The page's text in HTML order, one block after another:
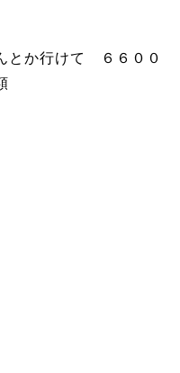
か行けて ６６００